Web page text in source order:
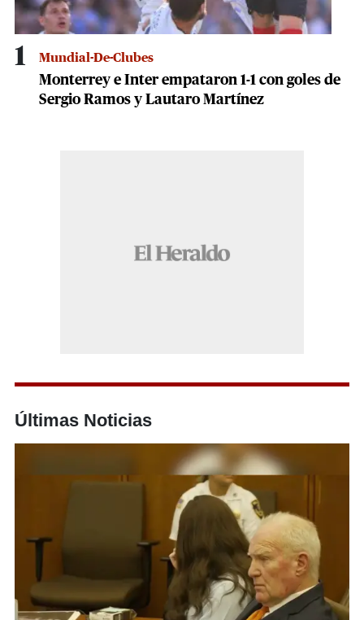
1 Mundial-De-Clubes
Monterrey e Inter empataron 1-1 con goles de
Sergio Ramos y Lautaro Martínez
Últimas Noticias